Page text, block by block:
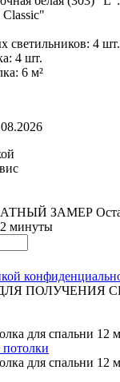
светильников: 4 шт.
4 шт.
6 м²
ЗАМЕР
минуты
ПОЛУЧЕНИЯ
для спальни 12
для спальни 12